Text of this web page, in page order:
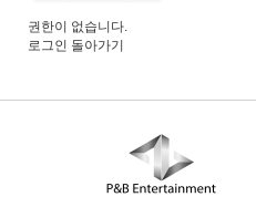
권한이 없습니다.
로그인 돌아가기